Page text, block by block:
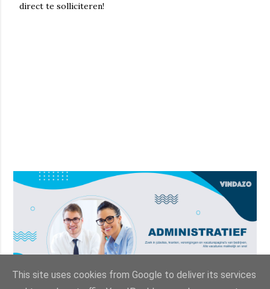
direct te solliciteren!
This site uses cookies from Google to deliver its services